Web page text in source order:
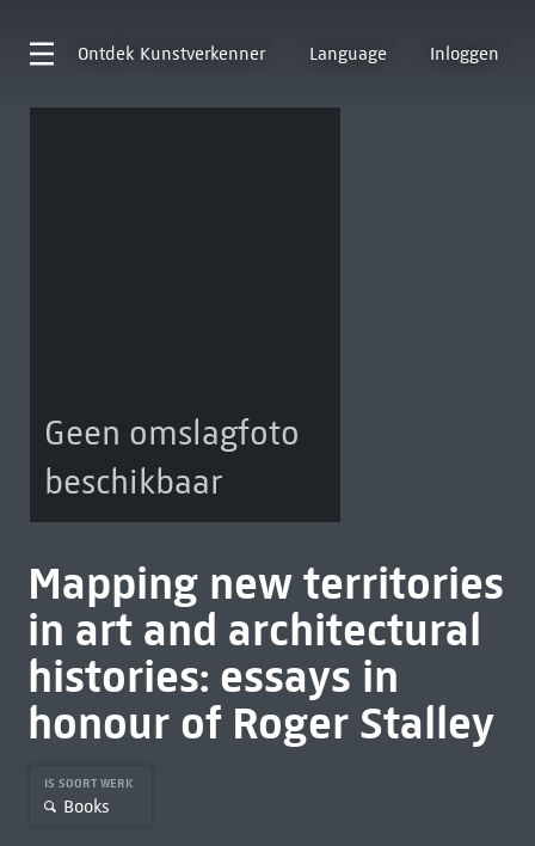
Ontdek Kunstverkenner Language Inloggen
Geen omslagfoto
beschikbaar
Mapping new territories
in art and architectural
histories: essays in
honour of Roger Stalley
IS SOORT WERK
Books